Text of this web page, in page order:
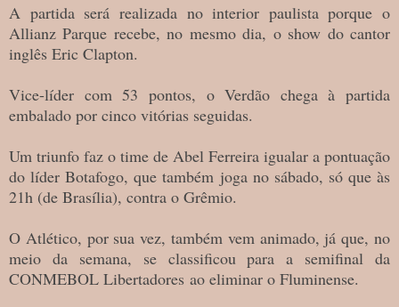
A partida será realizada no interior paulista porque o
Allianz Parque recebe, no mesmo dia, o show do cantor
inglês Eric Clapton.
Vice-líder com 53 pontos, o Verdão chega à partida
embalado por cinco vitórias seguidas.
Um triunfo faz o time de Abel Ferreira igualar a pontuação
do líder Botafogo, que também joga no sábado, só que às
21h (de Brasília), contra o Grêmio.
O Atlético, por sua vez, também vem animado, já que, no
meio da semana, se classificou para a semifinal da
CONMEBOL Libertadores ao eliminar o Fluminense.